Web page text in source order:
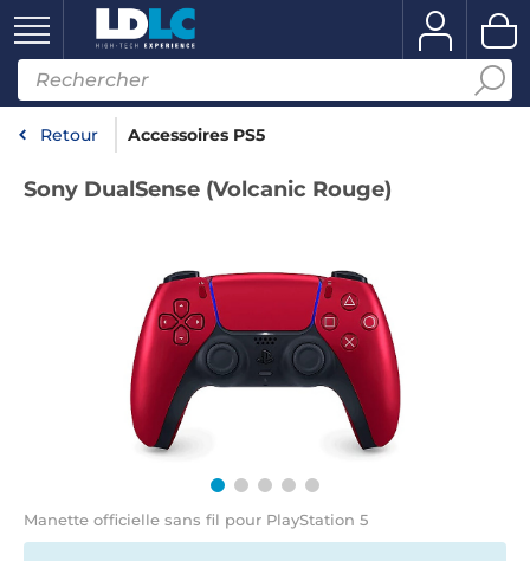
Retour Accessoires PS5
Sony DualSense (Volcanic Rouge)
Manette officielle sans fil pour PlayStation 5